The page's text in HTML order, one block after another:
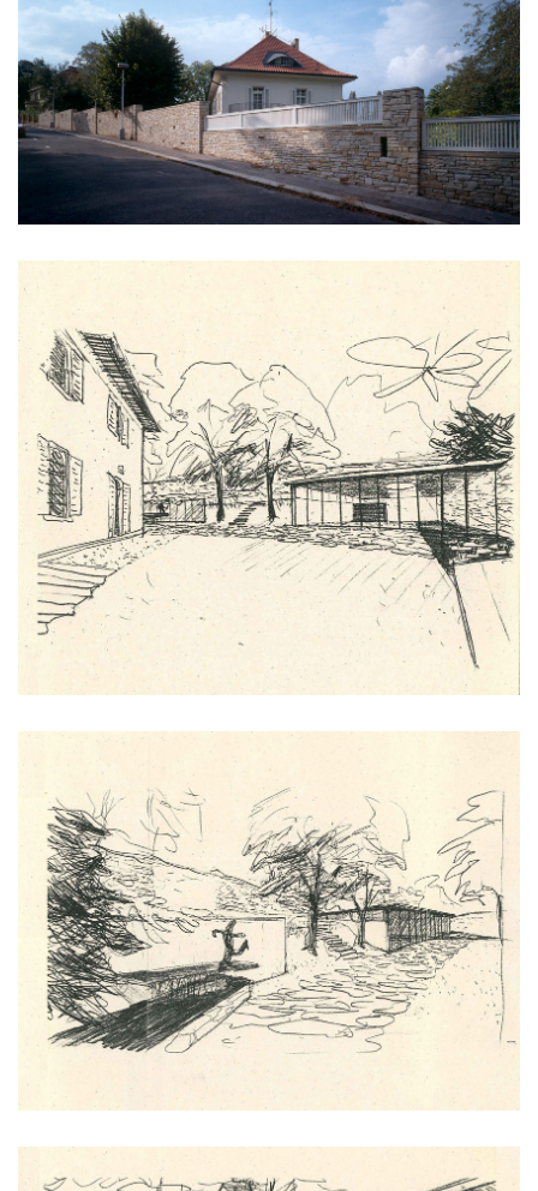
nad krocínkou a
statek dobřichovice